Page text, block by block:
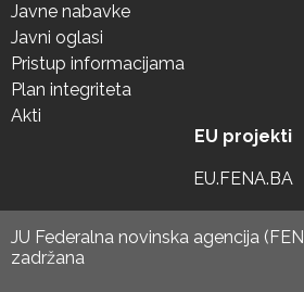
Javne nabavke
Javni oglasi
Pristup informacijama
Plan integriteta
Akti
EU projekti
EU.FENA.BA
JU Federalna novinska agencija
zadržana